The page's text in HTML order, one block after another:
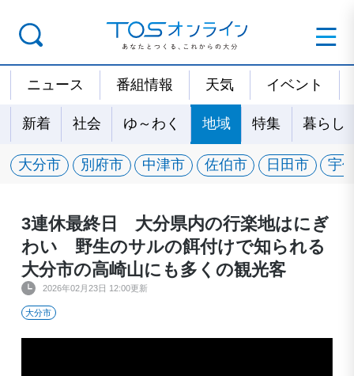
ニュース 番組情報 天気 イベント
新着 社会 ゆ～わく 地域 特集 暮らし
大分市 別府市 中津市 佐伯市 日田市 宇
3連休最終日 大分県内の行楽地はにぎ
わい 野生のサルの餌付けで知られる
大分市の高崎山にも多くの観光客
2026年02月23日 12:00更新
大分市